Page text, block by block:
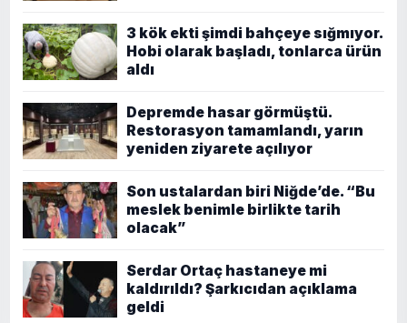
3 kök ekti şimdi bahçeye sığmıyor.
Hobi olarak başladı, tonlarca ürün
aldı
Depremde hasar görmüştü.
Restorasyon tamamlandı, yarın
yeniden ziyarete açılıyor
Son ustalardan biri Niğde’de. “Bu
meslek benimle birlikte tarih
olacak”
Serdar Ortaç hastaneye mi
kaldırıldı? Şarkıcıdan açıklama
geldi